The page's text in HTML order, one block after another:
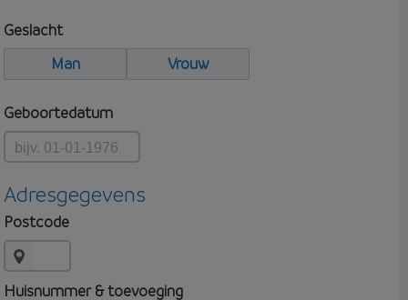
Geslacht
Man
Vrouw
Geboortedatum
Adresgegevens
Postcode
Huisnummer & toevoeging